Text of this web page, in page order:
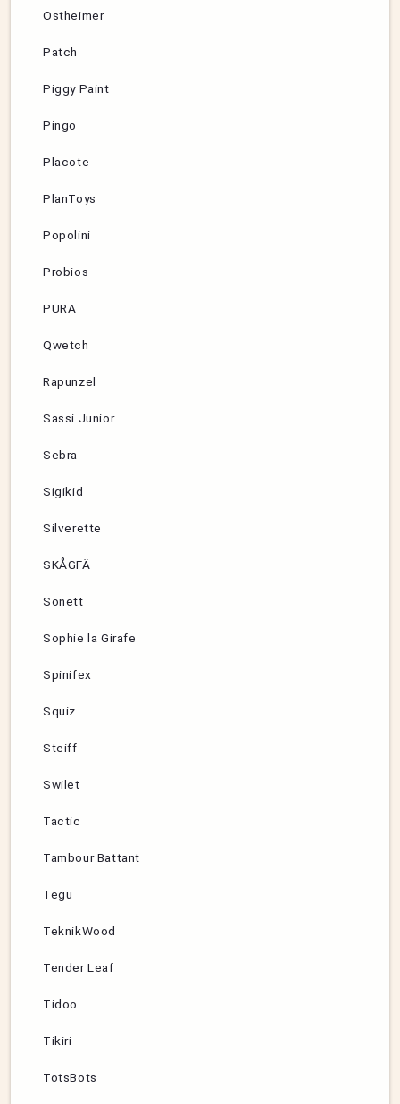
Ostheimer
Patch
Piggy Paint
Pingo
Placote
PlanToys
Popolini
Probios
PURA
Qwetch
Rapunzel
Sassi Junior
Sebra
Sigikid
Silverette
SKÅGFÄ
Sonett
Sophie la Girafe
Spinifex
Squiz
Steiff
Swilet
Tactic
Tambour Battant
Tegu
TeknikWood
Tender Leaf
Tidoo
Tikiri
TotsBots